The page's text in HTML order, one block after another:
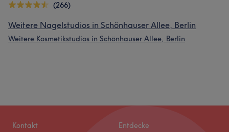
(266)
Weitere Nagelstudios in Schönhauser Allee, Berlin
Weitere Kosmetikstudios in Schönhauser Allee, Berlin
Kontakt Entdecke